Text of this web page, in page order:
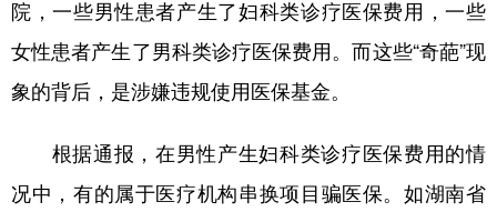
法律 中央文件 金融
院，一些男性患者产生了妇科类诊疗医保费用，一些
女性患者产生了男科类诊疗医保费用。而这些“奇葩”现
象的背后，是涉嫌违规使用医保基金。
根据通报，在男性产生妇科类诊疗医保费用的情
况中，有的属于医疗机构串换项目骗医保。如湖南省